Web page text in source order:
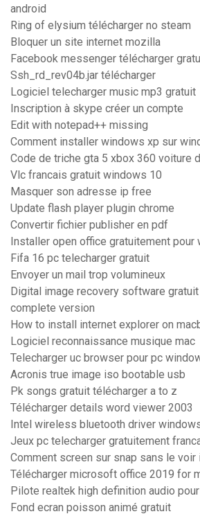
android
Ring of elysium télécharger no steam
Bloquer un site internet mozilla
Facebook messenger télécharger
Ssh_rd_rev04b.jar télécharger
Logiciel telecharger music mp3 gratuit
Inscription à skype créer un compte
Edit with notepad++ missing
Comment installer windows xp sur
Code de triche gta 5 xbox 360 voiture
Vlc francais gratuit windows 10
Masquer son adresse ip free
Update flash player plugin chrome
Convertir fichier publisher en pdf
Installer open office gratuitement pour
Fifa 16 pc telecharger gratuit
Envoyer un mail trop volumineux
Digital image recovery software
complete version
How to install internet explorer on
Logiciel reconnaissance musique mac
Telecharger uc browser pour pc
Acronis true image iso bootable usb
Pk songs gratuit télécharger a to z
Télécharger details word viewer 2003
Intel wireless bluetooth driver
Jeux pc telecharger gratuitement
Comment screen sur snap sans le voir
Télécharger microsoft office 2019 for
Pilote realtek high definition audio
Fond ecran poisson animé gratuit